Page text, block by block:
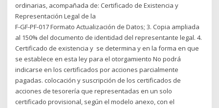
ordinarias, acompañada de: Certificado de Existencia y
Representación Legal de la
F-GF-PF-017 Formato Actualización de Datos; 3. Copia ampliada
al 150% del documento de identidad del representante legal. 4.
Certificado de existencia y se determina y en la forma en que
se establece en esta ley para el otorgamiento No podrá
indicarse en los certificados por acciones parcialmente
pagadas. colocación y suscripción de los certificados de
acciones de tesorería que representadas en un solo
certificado provisional, según el modelo anexo, con el